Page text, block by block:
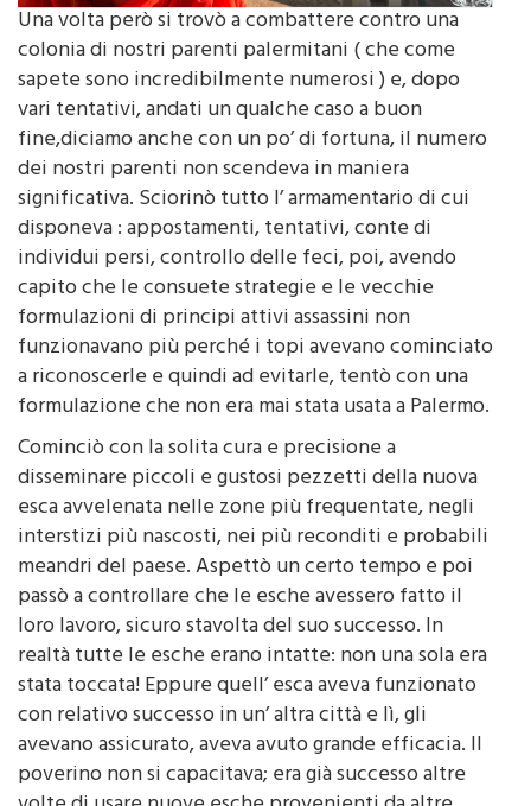
Una volta però si trovò a combattere contro una
colonia di nostri parenti palermitani ( che come
sapete sono incredibilmente numerosi ) e, dopo
vari tentativi, andati un qualche caso a buon
fine,diciamo anche con un po’ di fortuna, il numero
dei nostri parenti non scendeva in maniera
significativa. Sciorinò tutto l’ armamentario di cui
disponeva : appostamenti, tentativi, conte di
individui persi, controllo delle feci, poi, avendo
capito che le consuete strategie e le vecchie
formulazioni di principi attivi assassini non
funzionavano più perché i topi avevano cominciato
a riconoscerle e quindi ad evitarle, tentò con una
formulazione che non era mai stata usata a Palermo.
Cominciò con la solita cura e precisione a
disseminare piccoli e gustosi pezzetti della nuova
esca avvelenata nelle zone più frequentate, negli
interstizi più nascosti, nei più reconditi e probabili
meandri del paese. Aspettò un certo tempo e poi
passò a controllare che le esche avessero fatto il
loro lavoro, sicuro stavolta del suo successo. In
realtà tutte le esche erano intatte: non una sola era
stata toccata! Eppure quell’ esca aveva funzionato
con relativo successo in un’ altra città e lì, gli
avevano assicurato, aveva avuto grande efficacia. Il
poverino non si capacitava; era già successo altre